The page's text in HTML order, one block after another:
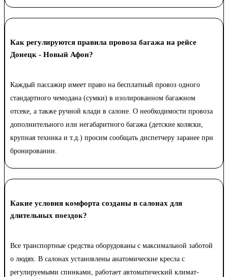
Как регулируются правила провоза багажа на рейсе
Донецк - Новый Афон?
Каждый пассажир имеет право на бесплатный провоз одного
стандартного чемодана (сумки) в изолированном багажном
отсеке, а также ручной клади в салоне. О необходимости провоза
дополнительного или негабаритного багажа (детские коляски,
крупная техника и т.д.) просим сообщать диспетчеру заранее при
бронировании.
Какие условия комфорта созданы в салонах для
длительных поездок?
Все транспортные средства оборудованы с максимальной заботой
о людях. В салонах установлены анатомические кресла с
регулируемыми спинками, работает автоматический климат-